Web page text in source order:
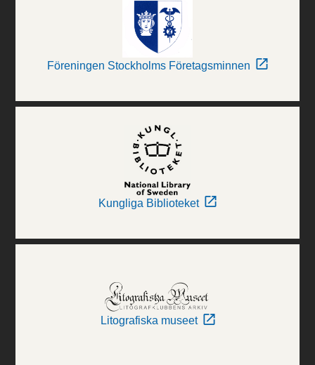
Föreningen Stockholms Företagsminnen
Kungliga Biblioteket
Litografiska museet